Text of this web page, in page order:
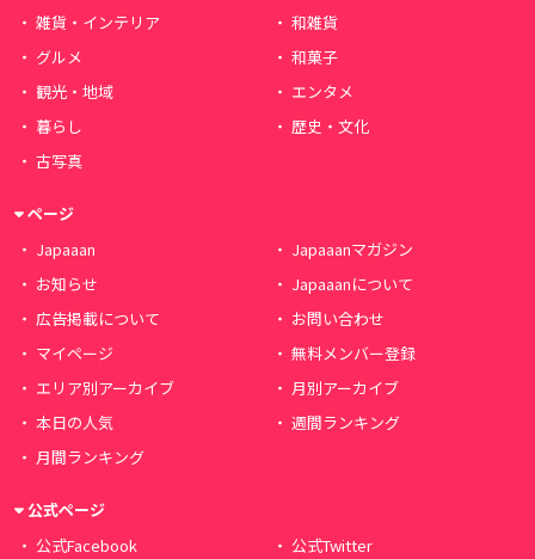
雑貨・インテリア
和雑貨
グルメ
和菓子
観光・地域
エンタメ
暮らし
歴史・文化
古写真
ページ
Japaaan
Japaaanマガジン
お知らせ
Japaaanについて
広告掲載について
お問い合わせ
マイページ
無料メンバー登録
エリア別アーカイブ
月別アーカイブ
本日の人気
週間ランキング
月間ランキング
公式ページ
公式Facebook
公式Twitter